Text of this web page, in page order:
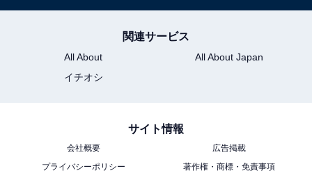
関連サービス
All About
All About Japan
イチオシ
サイト情報
会社概要
広告掲載
プライバシーポリシー
著作権・商標・免責事項